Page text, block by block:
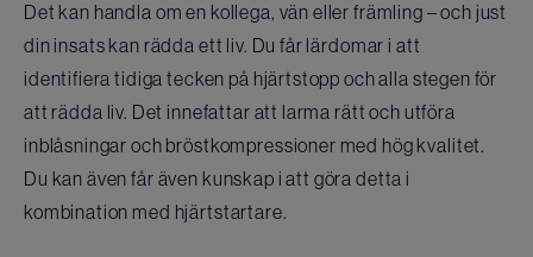
Det kan handla om en kollega, vän eller främling – och just
din insats kan rädda ett liv. Du får lärdomar i att
identifiera tidiga tecken på hjärtstopp och alla stegen för
att rädda liv. Det innefattar att larma rätt och utföra
inblåsningar och bröstkompressioner med hög kvalitet.
Du kan även får även kunskap i att göra detta i
kombination med hjärtstartare.